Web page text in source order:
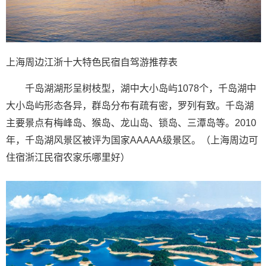
上海周边江浙十大特色民宿自驾游推荐表
千岛湖湖形呈树枝型，湖中大小岛屿1078个，千岛湖中
大小岛屿形态各异，群岛分布有疏有密，罗列有致。千岛湖
主要景点有梅峰岛、猴岛、龙山岛、锁岛、三潭岛等。2010
年，千岛湖风景区被评为国家AAAAA级景区。（上海周边可
住宿浙江民宿农家乐哪里好）